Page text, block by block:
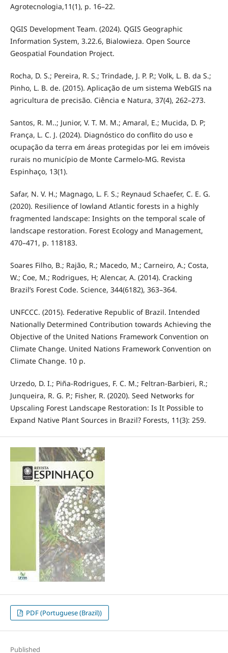
Agrotecnologia,11(1), p. 16–22.
QGIS Development Team. (2024). QGIS Geographic
Information System, 3.22.6, Bialowieza. Open Source
Geospatial Foundation Project.
Rocha, D. S.; Pereira, R. S.; Trindade, J. P. P.; Volk, L. B. da S.;
Pinho, L. B. de. (2015). Aplicação de um sistema WebGIS na
agricultura de precisão. Ciência e Natura, 37(4), 262–273.
Santos, R. M..; Junior, V. T. M. M.; Amaral, E.; Mucida, D. P;
França, L. C. J. (2024). Diagnóstico do conflito do uso e
ocupação da terra em áreas protegidas por lei em imóveis
rurais no município de Monte Carmelo-MG. Revista
Espinhaço, 13(1).
Safar, N. V. H.; Magnago, L. F. S.; Reynaud Schaefer, C. E. G.
(2020). Resilience of lowland Atlantic forests in a highly
fragmented landscape: Insights on the temporal scale of
landscape restoration. Forest Ecology and Management,
470–471, p. 118183.
Soares Filho, B.; Rajão, R.; Macedo, M.; Carneiro, A.; Costa,
W.; Coe, M.; Rodrigues, H; Alencar, A. (2014). Cracking
Brazil’s Forest Code. Science, 344(6182), 363–364.
UNFCCC. (2015). Federative Republic of Brazil. Intended
Nationally Determined Contribution towards Achieving the
Objective of the United Nations Framework Convention on
Climate Change. United Nations Framework Convention on
Climate Change. 10 p.
Urzedo, D. I.; Piña‑Rodrigues, F. C. M.; Feltran‑Barbieri, R.;
Junqueira, R. G. P.; Fisher, R. (2020). Seed Networks for
Upscaling Forest Landscape Restoration: Is It Possible to
Expand Native Plant Sources in Brazil? Forests, 11(3): 259.
PDF (Portuguese (Brazil))
Published